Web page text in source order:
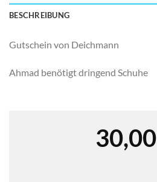
BESCHREIBUNG
Gutschein von Deichmann
Ahmad benötigt dringend Schuhe
30,00